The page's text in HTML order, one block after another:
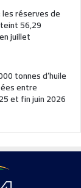
les réserves de
56,29
juillet
tonnes d’huile
entre
et fin juin 2026